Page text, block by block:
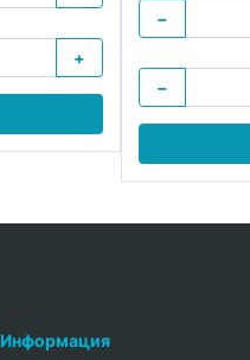
+
−
−
Информация